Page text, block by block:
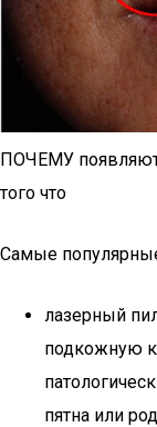
ПОЧЕМУ
того что
Самые
лазерный
подкожную
пятна или